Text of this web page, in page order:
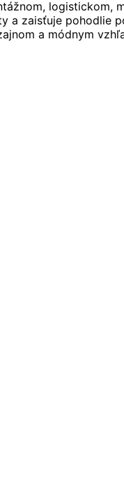
logistickom,
zaisťuje pohodlie
a módnym